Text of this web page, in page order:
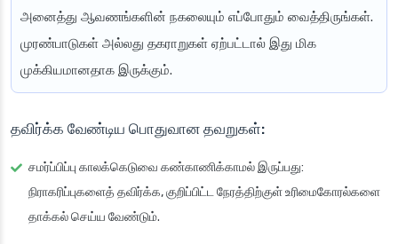
அனைத்து ஆவணங்களின் நகலையும் எப்போதும் வைத்திருங்கள்.
முரண்பாடுகள் அல்லது தகராறுகள் ஏற்பட்டால் இது மிக
முக்கியமானதாக இருக்கும்.
தவிர்க்க வேண்டிய பொதுவான தவறுகள்:
சமர்ப்பிப்பு காலக்கெடுவை கண்காணிக்காமல் இருப்பது:
நிராகரிப்புகளைத் தவிர்க்க, குறிப்பிட்ட நேரத்திற்குள் உரிமைகோரல்களை
தாக்கல் செய்ய வேண்டும்.